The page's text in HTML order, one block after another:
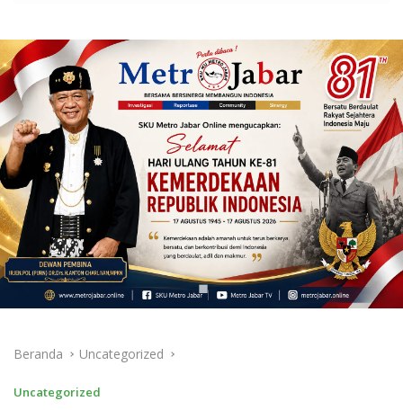
Beranda Uncategorized
Uncategorized